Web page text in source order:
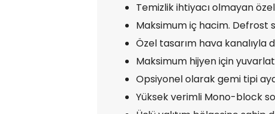
Temizlik ihtiyacı olmayan
Maksimum iç hacim. Defrost
Özel tasarım hava kanalıyla
Maksimum hijyen için
Opsiyonel olarak gemi tipi
Yüksek verimli Mono-block